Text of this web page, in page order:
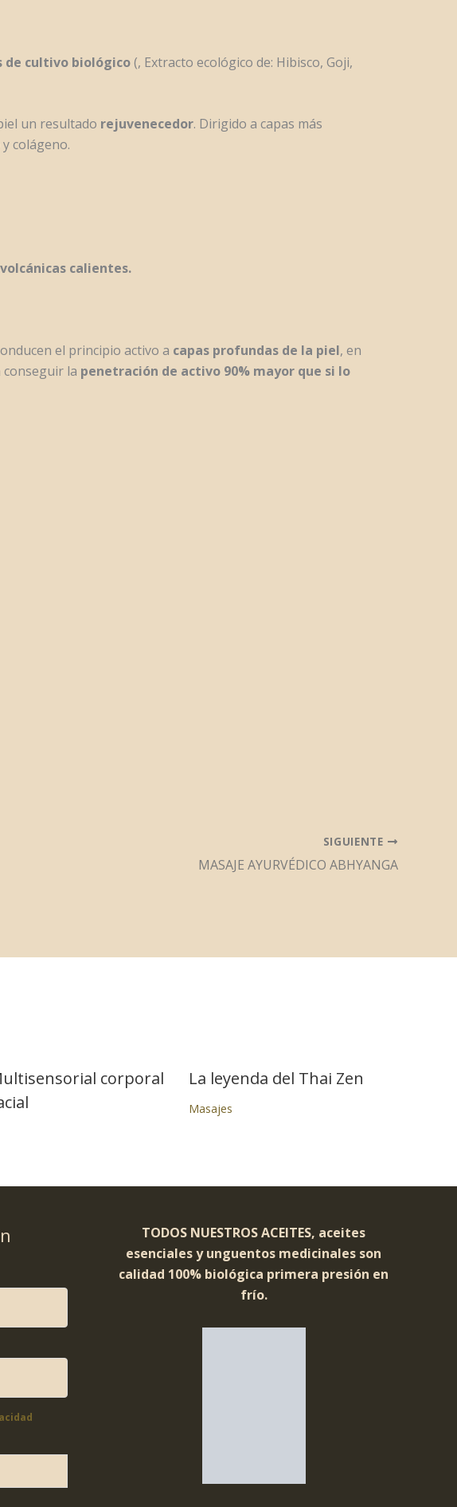
de cultivo biológico(, Extracto ecológico de: Hibisco, Goji,
un resultado rejuvenecedor. Dirigido a capas más
colágeno.
calientes.
el principio activo a capas profundas de la piel, en
conseguir la penetración de activo 90% mayor que si lo
SIGUIENTE
MASAJE AYURVÉDICO ABHYANGA
corporal
La leyenda del Thai Zen
Masajes
TODOS NUESTROS ACEITES, aceites
esenciales y unguentos medicinales son
calidad 100% biológica primera presión en
frío.